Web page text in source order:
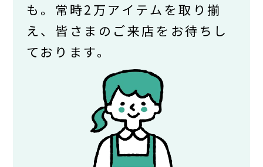
も。常時2万アイテムを取り揃
え、皆さまのご来店をお待ちし
ております。